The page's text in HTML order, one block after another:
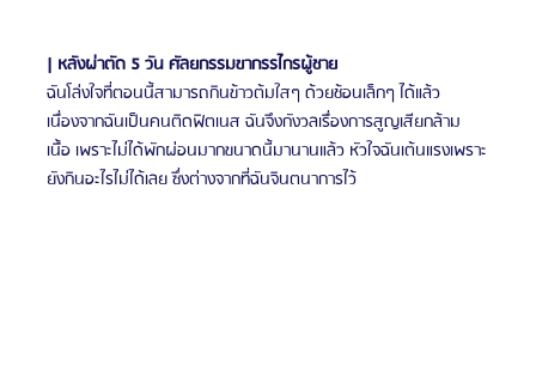
| หลังผ่าตัด 5 วัน ศัลยกรรมขากรรไกรผู้ชาย
ฉันโล่งใจที่ตอนนี้สามารถกินข้าวต้มใสๆ ด้วยช้อนเล็กๆ ได้แล้ว
เนื่องจากฉันเป็นคนติดฟิตเนส ฉันจึงกังวลเรื่องการสูญเสียกล้าม
เนื้อ เพราะไม่ได้พักผ่อนมากขนาดนี้มานานแล้ว หัวใจฉันเต้นแรงเพราะ
ยังกินอะไรไม่ได้เลย ซึ่งต่างจากที่ฉันจินตนาการไว้